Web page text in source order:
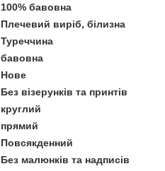
100% бавовна
Плечевий виріб, білизна
Туреччина
бавовна
Нове
Без візерунків та принтів
круглий
прямий
Повсякденний
Без малюнків та надписів